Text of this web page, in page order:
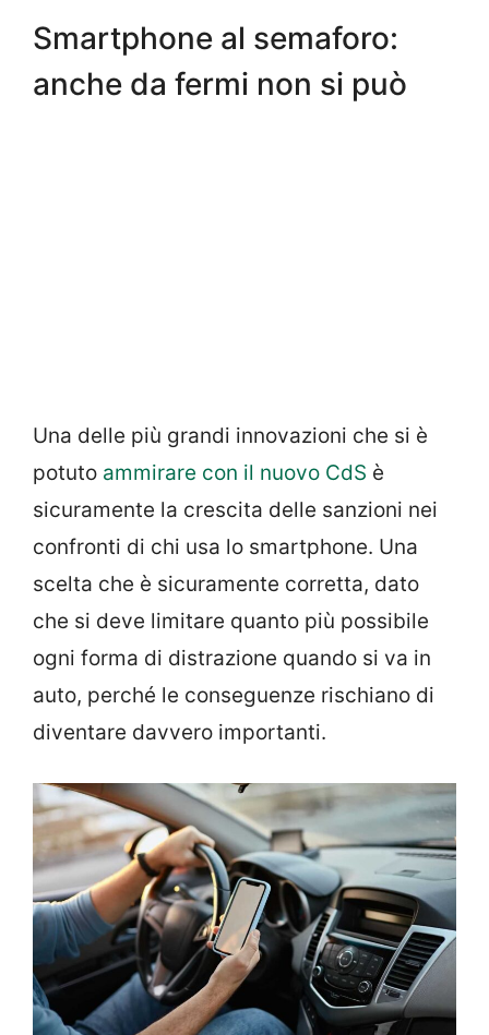
Smartphone al semaforo:
anche da fermi non si può
Una delle più grandi innovazioni che si è
potuto ammirare con il nuovo CdS è
sicuramente la crescita delle sanzioni nei
confronti di chi usa lo smartphone. Una
scelta che è sicuramente corretta, dato
che si deve limitare quanto più possibile
ogni forma di distrazione quando si va in
auto, perché le conseguenze rischiano di
diventare davvero importanti.